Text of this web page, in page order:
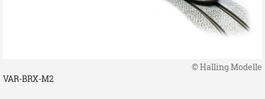
© Halling Modelle
VAR-BRX-M2